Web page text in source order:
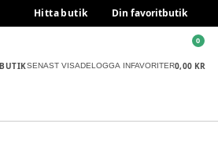
Hitta butik Din favoritbutik
SENAST VISADELOGGA INFAVORITER0,00 KR
0